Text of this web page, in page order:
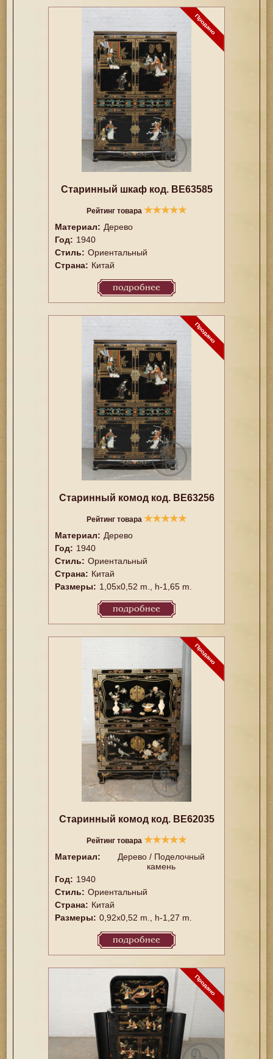
Старинный шкаф код. BE63585
Рейтинг товара ★★★★★
Материал: Дерево
Год: 1940
Стиль: Ориентальный
Страна: Китай
подробнее
Старинный комод код. BE63256
Рейтинг товара ★★★★★
Материал: Дерево
Год: 1940
Стиль: Ориентальный
Страна: Китай
Размеры: 1,05x0,52 m., h-1,65 m.
подробнее
Старинный комод код. BE62035
Рейтинг товара ★★★★★
Материал:
Дерево / Поделочный
камень
Год: 1940
Стиль: Ориентальный
Страна: Китай
Размеры: 0,92x0,52 m., h-1,27 m.
подробнее